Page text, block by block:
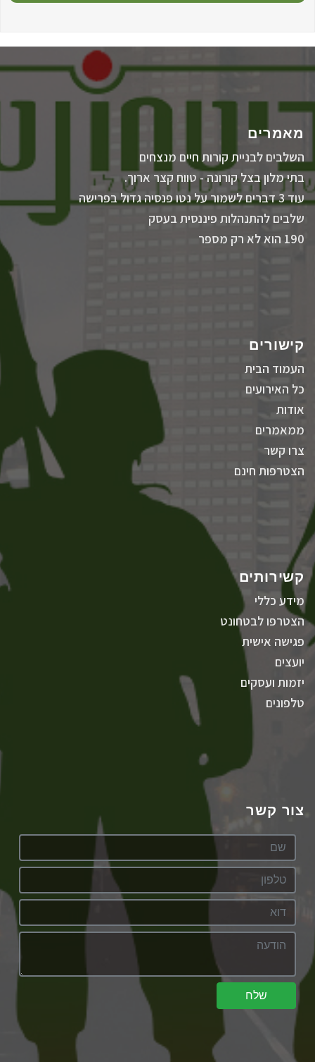
מאמרים
השלבים לבניית קורות חיים מנצחים
בתי מלון בצל קורונה - טווח קצר ארוך.
עוד 3 דברים לשמור על נטו פנסיה גדול בפרישה
שלבים להתנהלות פיננסית בעסק
190 הוא לא רק מספר
קישורים
העמוד הבית
כל האירועים
אודות
ממאמרים
צרו קשר
הצטרפות חינם
קשירותים
מידע כללי
הצטרפו לבטחונט
פגישה אישית
יועצים
יזמות ועסקים
טלפונים
צור קשר
שלח